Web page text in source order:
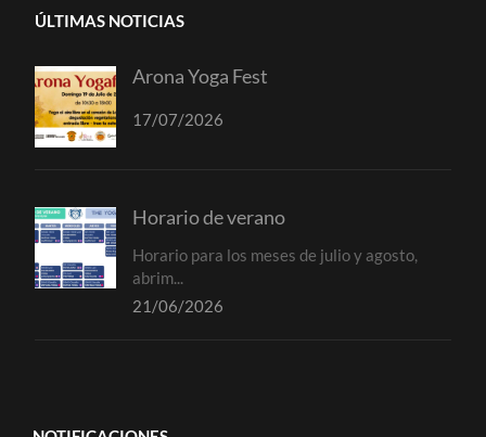
ÚLTIMAS NOTICIAS
Arona Yoga Fest
17/07/2026
Horario de verano
Horario para los meses de julio y agosto,
abrim...
21/06/2026